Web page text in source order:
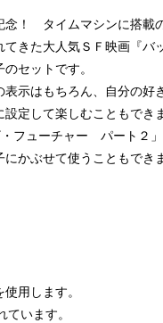
！ タイムマシンに搭載
きた大人気ＳＦ映画『
セットです。
表示はもちろん、自分の
定して楽しむこともでき
フューチャー パート２
かぶせて使うこともでき
用します。
います。